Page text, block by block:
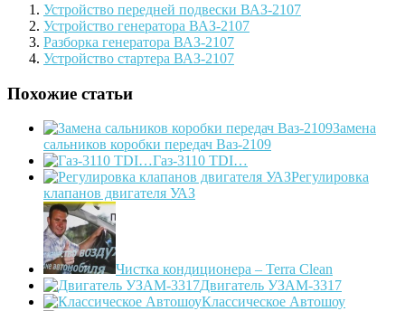
Устройство передней подвески ВАЗ-2107
Устройство генератора ВАЗ-2107
Разборка генератора ВАЗ-2107
Устройство стартера ВАЗ-2107
Похожие статьи
Замена
сальников коробки передач Ваз-2109
Газ-3110 TDI…
Регулировка
клапанов двигателя УАЗ
Чистка кондиционера – Terra Clean
Двигатель УЗАМ-3317
Классическое Автошоу